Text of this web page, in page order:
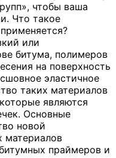
чтобы ваша
Что такое
или
битума, полимеров
на поверхность
эластичное
таких материалов
являются
Основные
новой
материалов
праймеров и